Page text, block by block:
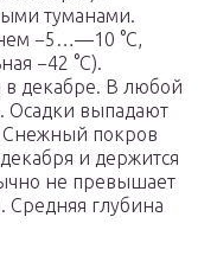
туманами.
−5…—10 °C,
−42 °C).
в декабре. В любой
Осадки выпадают
Снежный покров
и держится
не превышает
Средняя глубина